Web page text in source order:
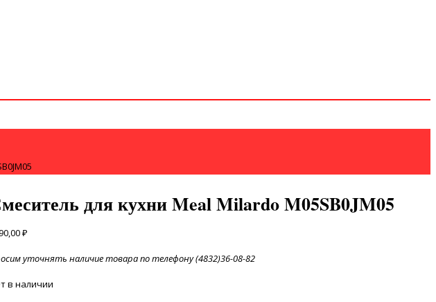
для кухни Meal Milardo M05SB0JM05
₽
уточнять наличие товара по телефону (4832)36-08-82
в наличии